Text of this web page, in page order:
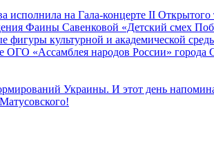
исполнила на Гала-концерте II
Фаины Савенковой «Детский смех
фигуры культурной и академической
ОГО «Ассамблея народов России»
Украины. И этот день